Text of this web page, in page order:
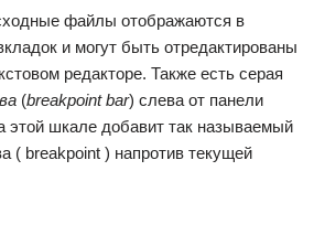
файлы отображаются в
и могут быть отредактированы
редакторе. Также есть серая
(breakpoint bar) слева от панели
этой шкале добавит так называемый
( breakpoint ) напротив текущей